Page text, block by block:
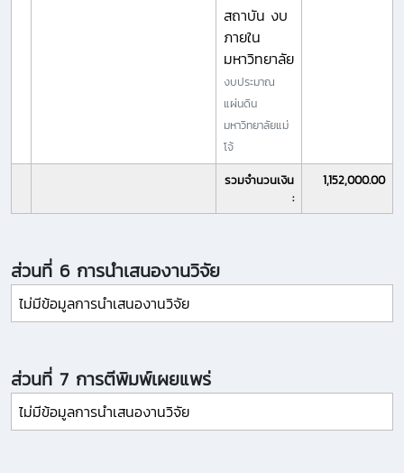
สถาบัน งบ
ภายใน
มหาวิทยาลัย
งบประมาณ
แผ่นดิน
มหาวิทยาลัยแม่
โจ้
รวมจำนวนเงิน
:
1,152,000.00
ส่วนที่ 6 การนำเสนองานวิจัย
ไม่มีข้อมูลการนำเสนองานวิจัย
ส่วนที่ 7 การตีพิมพ์เผยแพร่
ไม่มีข้อมูลการนำเสนองานวิจัย